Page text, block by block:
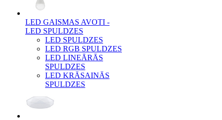
LED GAISMAS AVOTI -
LED SPULDZES
LED SPULDZES
LED RGB SPULDZES
LED LINEĀRĀS
SPULDZES
LED KRĀSAINĀS
SPULDZES